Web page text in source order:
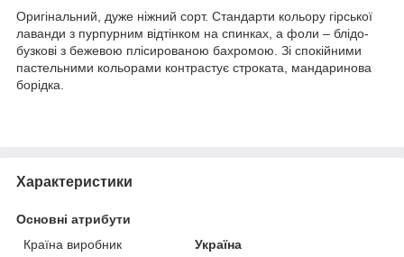
Оригінальний, дуже ніжний сорт. Стандарти кольору гірської
лаванди з пурпурним відтінком на спинках, а фоли – блідо-
бузкові з бежевою плісированою бахромою. Зі спокійними
пастельними кольорами контрастує строката, мандаринова
борідка.
Характеристики
Основні атрибути
Країна виробник
Україна